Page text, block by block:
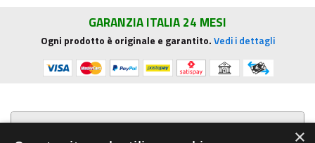
GARANZIA ITALIA 24 MESI
Ogni prodotto è originale e garantito.Vedi i dettagli
Presentazione aziendale ×